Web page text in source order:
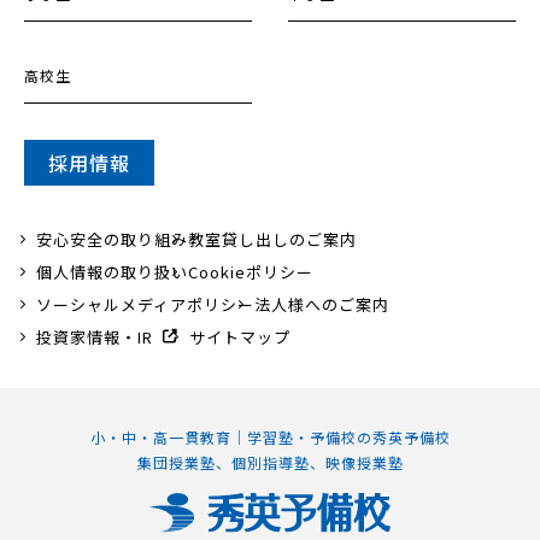
小・中・高一貫教育｜学習塾・予備校の秀英予備校
集団授業塾、個別指導塾、映像授業塾
高校生
採用情報
安心安全の取り組み教室貸し出しのご案内
個人情報の取り扱いCookieポリシー
ソーシャルメディアポリシー法人様へのご案内
投資家情報・IR
サイトマップ